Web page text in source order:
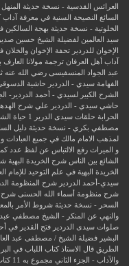
العرائس القدسية - نسخة حديثة
السائغ
النصيحة السنية في معرفة
الخلوتية - نسخة حديثة بهجة السالكين
سيد العالمين لفضيلة الشيخ حسين
الإخوان للدردير تحفة الإخوان
آداب أهل العرفان ترجمة مولانا العارف
عبد الجواد المنسفيسى رضي الله عنه
الفهامة سيدي - الدردير
حاشية
الشرح الكبير لسيدي - أحمد الدردير-
حاشي سيدي - الدردير علي شرح
الحرابة حلقات سيدى الدرير 1
حياة
مصطفي بكري - نسخة حديثة دليل
لمذهب الامام مالك في جميع العبادات و
و الميراث رفع الالتباس عن لفظ عدد
الشائع بين الناس شرح الخريدة البهية
الخريدة البهية في علم التوحيد للإمام
سيدي-أحمد الدردير شرح المنظومة
شرح منظومة أسماء الله الحسنى شرح
السحر - نسخة حديثة شروط الأمر
والنهي عن المنكر - الشيخ مصطفي عبد
صلوات سيدى الدردير فتح القدير في
البشير فضيلة الشيخ / مصطفى عبد
الطريق
قال الاستاذ كتاب اللباب في
والآداب - الجزء الثاني مجموع به 11 كتاب